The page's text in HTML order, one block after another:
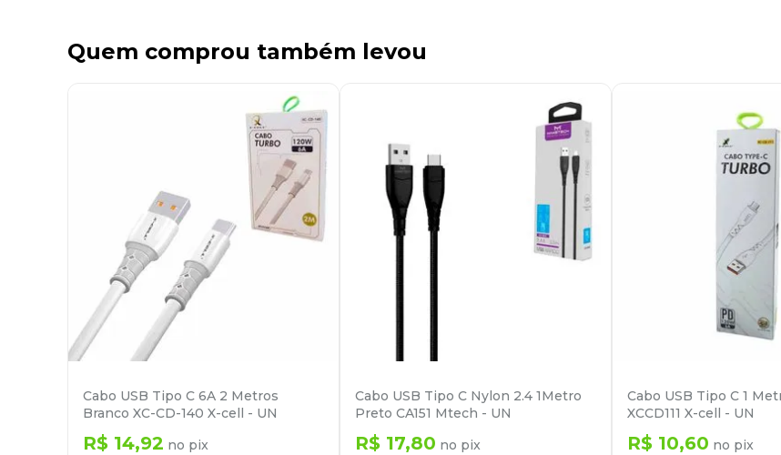
Quem comprou também levou
Cabo USB Tipo C 6A 2 Metros
Branco XC-CD-140 X-cell - UN
R$ 14,92 no pix
Cabo USB Tipo C Nylon 2.4 1Metro
Preto CA151 Mtech - UN
R$ 17,80 no pix
Cabo USB Tipo C 1
XCCD111 X-cell - UN
R$ 10,60 no pix